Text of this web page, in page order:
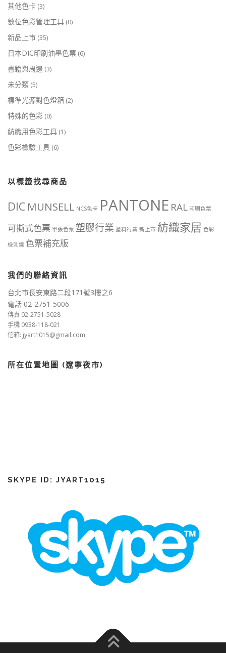
其他色卡 (3)
數位色彩管理工具 (0)
新品上市 (35)
日本DIC印刷油墨色票 (6)
書籍與周邊 (3)
未分類 (5)
標準光源對色燈箱 (2)
特殊的色彩 (0)
紡織用色彩工具 (1)
色彩檢驗工具 (6)
以標籤找尋商品
DIC MUNSELL NCS色卡 PANTONE RAL 印刷色票
可撕式色票 單張色票 塑膠行業 塗料行業 新上市 紡織家居 色彩
檢測儀 色票補充版
我們的聯絡資訊
台北市長安東路二段171號3樓之6
電話 02-2751-5006
傳真 02-2751-5028
手機 0938-118-021
信箱: jyart1015@gmail.com
所在位置地圖 (遼寧夜市)
SKYPE ID: JYART1015